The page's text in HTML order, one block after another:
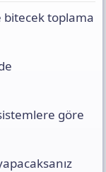
bitecek toplama
göre